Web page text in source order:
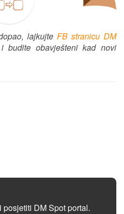
lajkujte FB stranicu DM
obavješteni kad novi
DM Spot portal.